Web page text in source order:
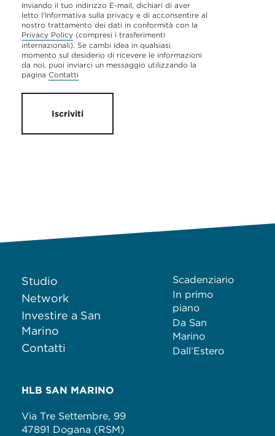
Inviando il tuo indirizzo E-mail, dichiari di aver
letto l'Informativa sulla privacy e di acconsentire al
nostro trattamento dei dati in conformità con la
Privacy Policy (compresi i trasferimenti
internazionali). Se cambi idea in qualsiasi
momento sul desiderio di ricevere le informazioni
da noi, puoi inviarci un messaggio utilizzando la
pagina Contatti
Iscriviti
Studio
Network
Investire a San
Marino
Contatti
Scadenziario
In primo
piano
Da San
Marino
Dall’Estero
HLB SAN MARINO
Via Tre Settembre, 99
47891 Dogana (RSM)